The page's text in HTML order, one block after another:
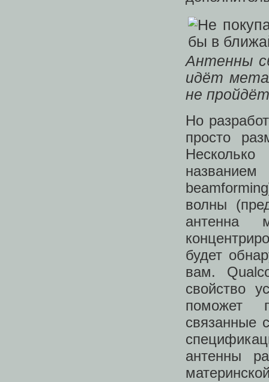
Антенны
идёт
не пройдёт
Но
просто
волны
антенна
будет
вам.
свойство
поможет
связанные
антенны